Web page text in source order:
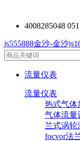
4008285048
js555888金沙-金沙
流量仪表
流量仪表
热式气体
气体流量
兰式涡轮
focvor法